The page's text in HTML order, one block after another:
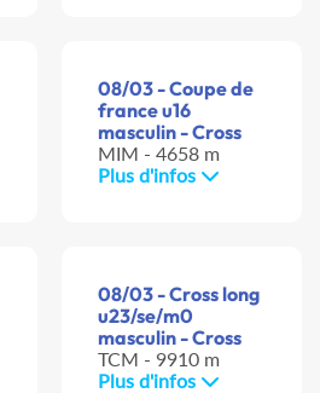
08/03 - Coupe de
france u16
masculin - Cross
MIM - 4658 m
Plus d'infos
08/03 - Cross long
u23/se/m0
masculin - Cross
TCM - 9910 m
Plus d'infos